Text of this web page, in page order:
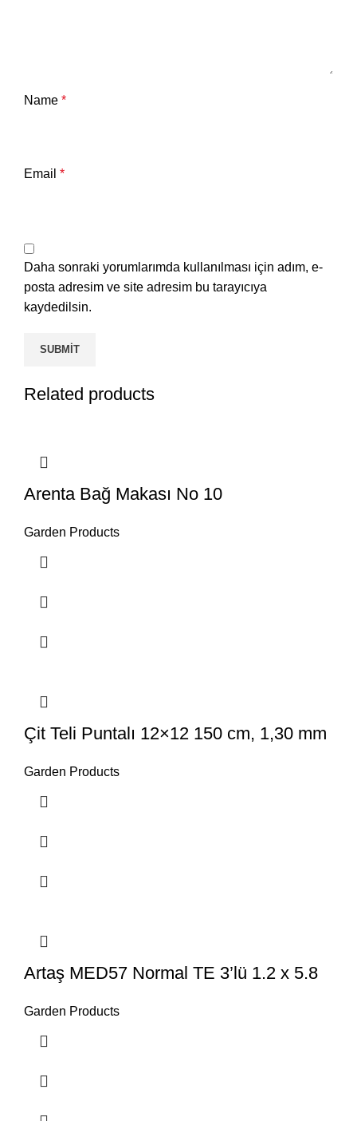
Name *
Email *
Daha sonraki yorumlarımda kullanılması için adım, e-
posta adresim ve site adresim bu tarayıcıya
kaydedilsin.
Related products
Arenta Bağ Makası No 10
Garden Products
Çit Teli Puntalı 12×12 150 cm, 1,30 mm
Garden Products
Artaş MED57 Normal TE 3’lü 1.2 x 5.8
Garden Products